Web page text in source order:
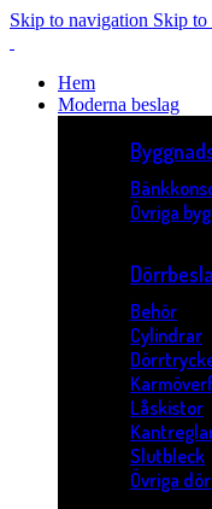
Skip to navigation Skip to
Hem
Moderna beslag
Övriga
Behör
Cylindrar
Låskistor
Slutbleck
Övriga